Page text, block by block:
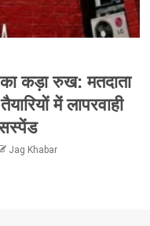
कड़ा रुख: मतदाता
में लापरवाही
Jag Khabar